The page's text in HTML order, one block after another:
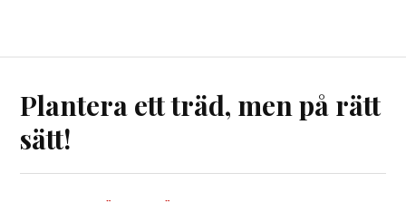
Plantera ett träd, men på rätt
sätt!